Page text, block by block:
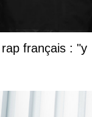
français : "y